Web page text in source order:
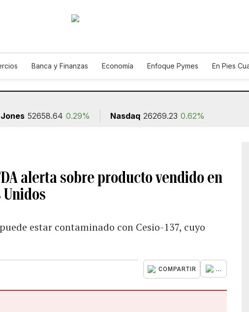
Banca y Finanzas Economía Enfoque Pymes En Pies
52658.64 0.29% Nasdaq 26269.23 0.62%
alerta sobre producto vendido en
estar contaminado con Cesio-137, cuyo
COMPARTIR ...